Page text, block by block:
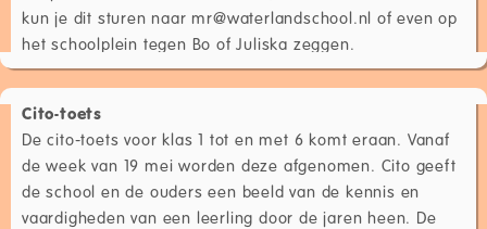
kun je dit sturen naar mr@waterlandschool.nl of even op
het schoolplein tegen Bo of Juliska zeggen.
Cito-toets
De cito-toets voor klas 1 tot en met 6 komt eraan. Vanaf
de week van 19 mei worden deze afgenomen. Cito geeft
de school en de ouders een beeld van de kennis en
vaardigheden van een leerling door de jaren heen. De